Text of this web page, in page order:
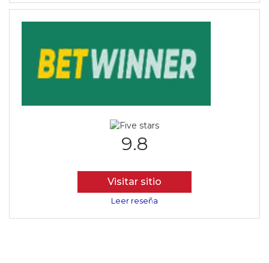
9.8
Visitar sitio
Leer reseña